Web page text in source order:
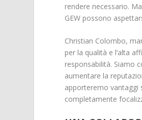
rendere necessario.
GEW possono
Christian Colombo,
per la qualità e l’alta
responsabilità. Siamo
aumentare la
apporteremo vantaggi
completamente